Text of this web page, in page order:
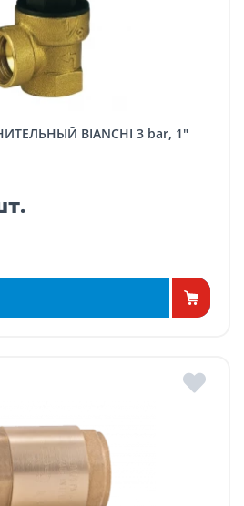
BIANCHI 3 bar, 1"